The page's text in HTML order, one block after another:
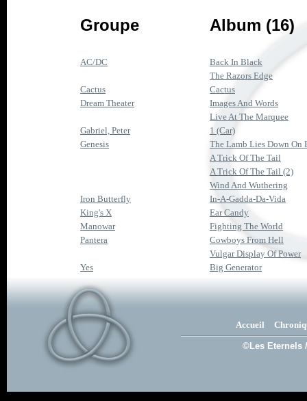
Groupe Album (16)
AC/DC
Back In Black
The Razors Edge
Cactus
Cactus
Dream Theater
Images And Words
Live At The Marquee
Gabriel, Peter
1 (Car)
Genesis
The Lamb Lies Down On
A Trick Of The Tail
A Trick Of The Tail (2)
Wind And Wuthering
Iron Butterfly
In-A-Gadda-Da-Vida
King's X
Ear Candy
Manowar
Fighting The World
Pantera
Cowboys From Hell
Vulgar Display Of Power
Yes
Big Generator
Accueil
©Les Eternels